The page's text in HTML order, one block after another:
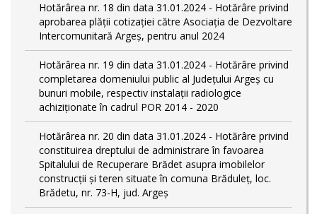
Hotărârea nr. 18 din data 31.01.2024 - Hotărâre privind
aprobarea plății cotizației către Asociația de Dezvoltare
Intercomunitară Argeș, pentru anul 2024
Hotărârea nr. 19 din data 31.01.2024 - Hotărâre privind
completarea domeniului public al Judeţului Argeş cu
bunuri mobile, respectiv instalații radiologice
achiziționate în cadrul POR 2014 - 2020
Hotărârea nr. 20 din data 31.01.2024 - Hotărâre privind
constituirea dreptului de administrare în favoarea
Spitalului de Recuperare Brădet asupra imobilelor
construcții și teren situate în comuna Brăduleț, loc.
Brădetu, nr. 73-H, jud. Argeș